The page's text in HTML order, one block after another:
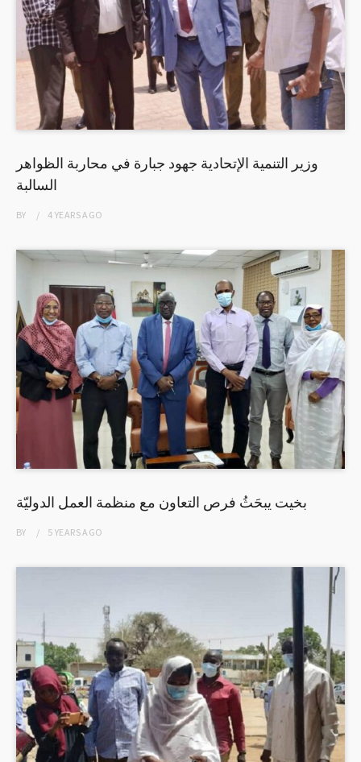
وزير التنمية الإتحادية جهود جبارة في محاربة الظواهر
السالبة
BY 4 YEARSAGO
بخيت يبحَثُ فرص التعاون مع منظمة العمل الدوليّة
BY 5 YEARSAGO